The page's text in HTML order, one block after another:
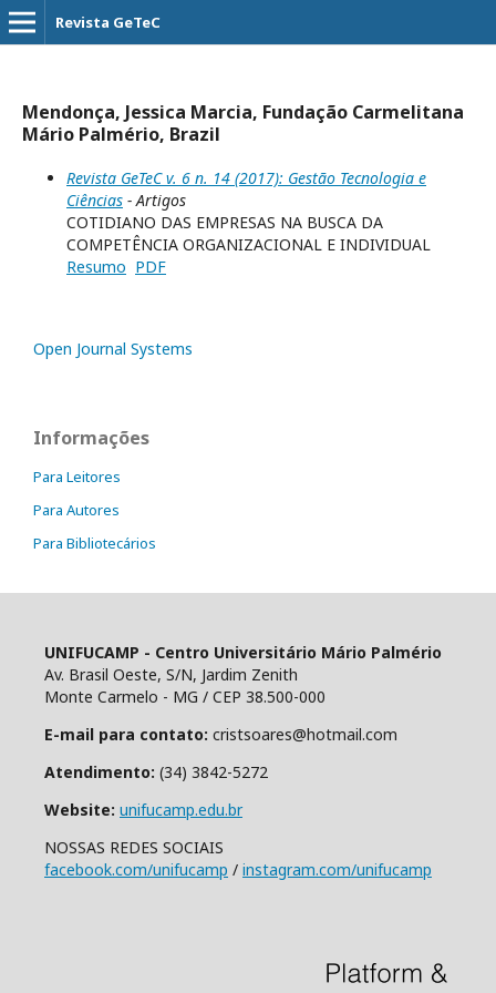
Revista GeTeC
Mendonça, Jessica Marcia, Fundação Carmelitana
Mário Palmério, Brazil
Revista GeTeC v. 6 n. 14 (2017): Gestão Tecnologia e
Ciências - Artigos
COTIDIANO DAS EMPRESAS NA BUSCA DA
COMPETÊNCIA ORGANIZACIONAL E INDIVIDUAL
Resumo PDF
Open Journal Systems
Informações
Para Leitores
Para Autores
Para Bibliotecários
UNIFUCAMP - Centro Universitário Mário Palmério
Av. Brasil Oeste, S/N, Jardim Zenith
Monte Carmelo - MG / CEP 38.500-000
E-mail para contato: cristsoares@hotmail.com
Atendimento: (34) 3842-5272
Website: unifucamp.edu.br
NOSSAS REDES SOCIAIS
facebook.com/unifucamp / instagram.com/unifucamp